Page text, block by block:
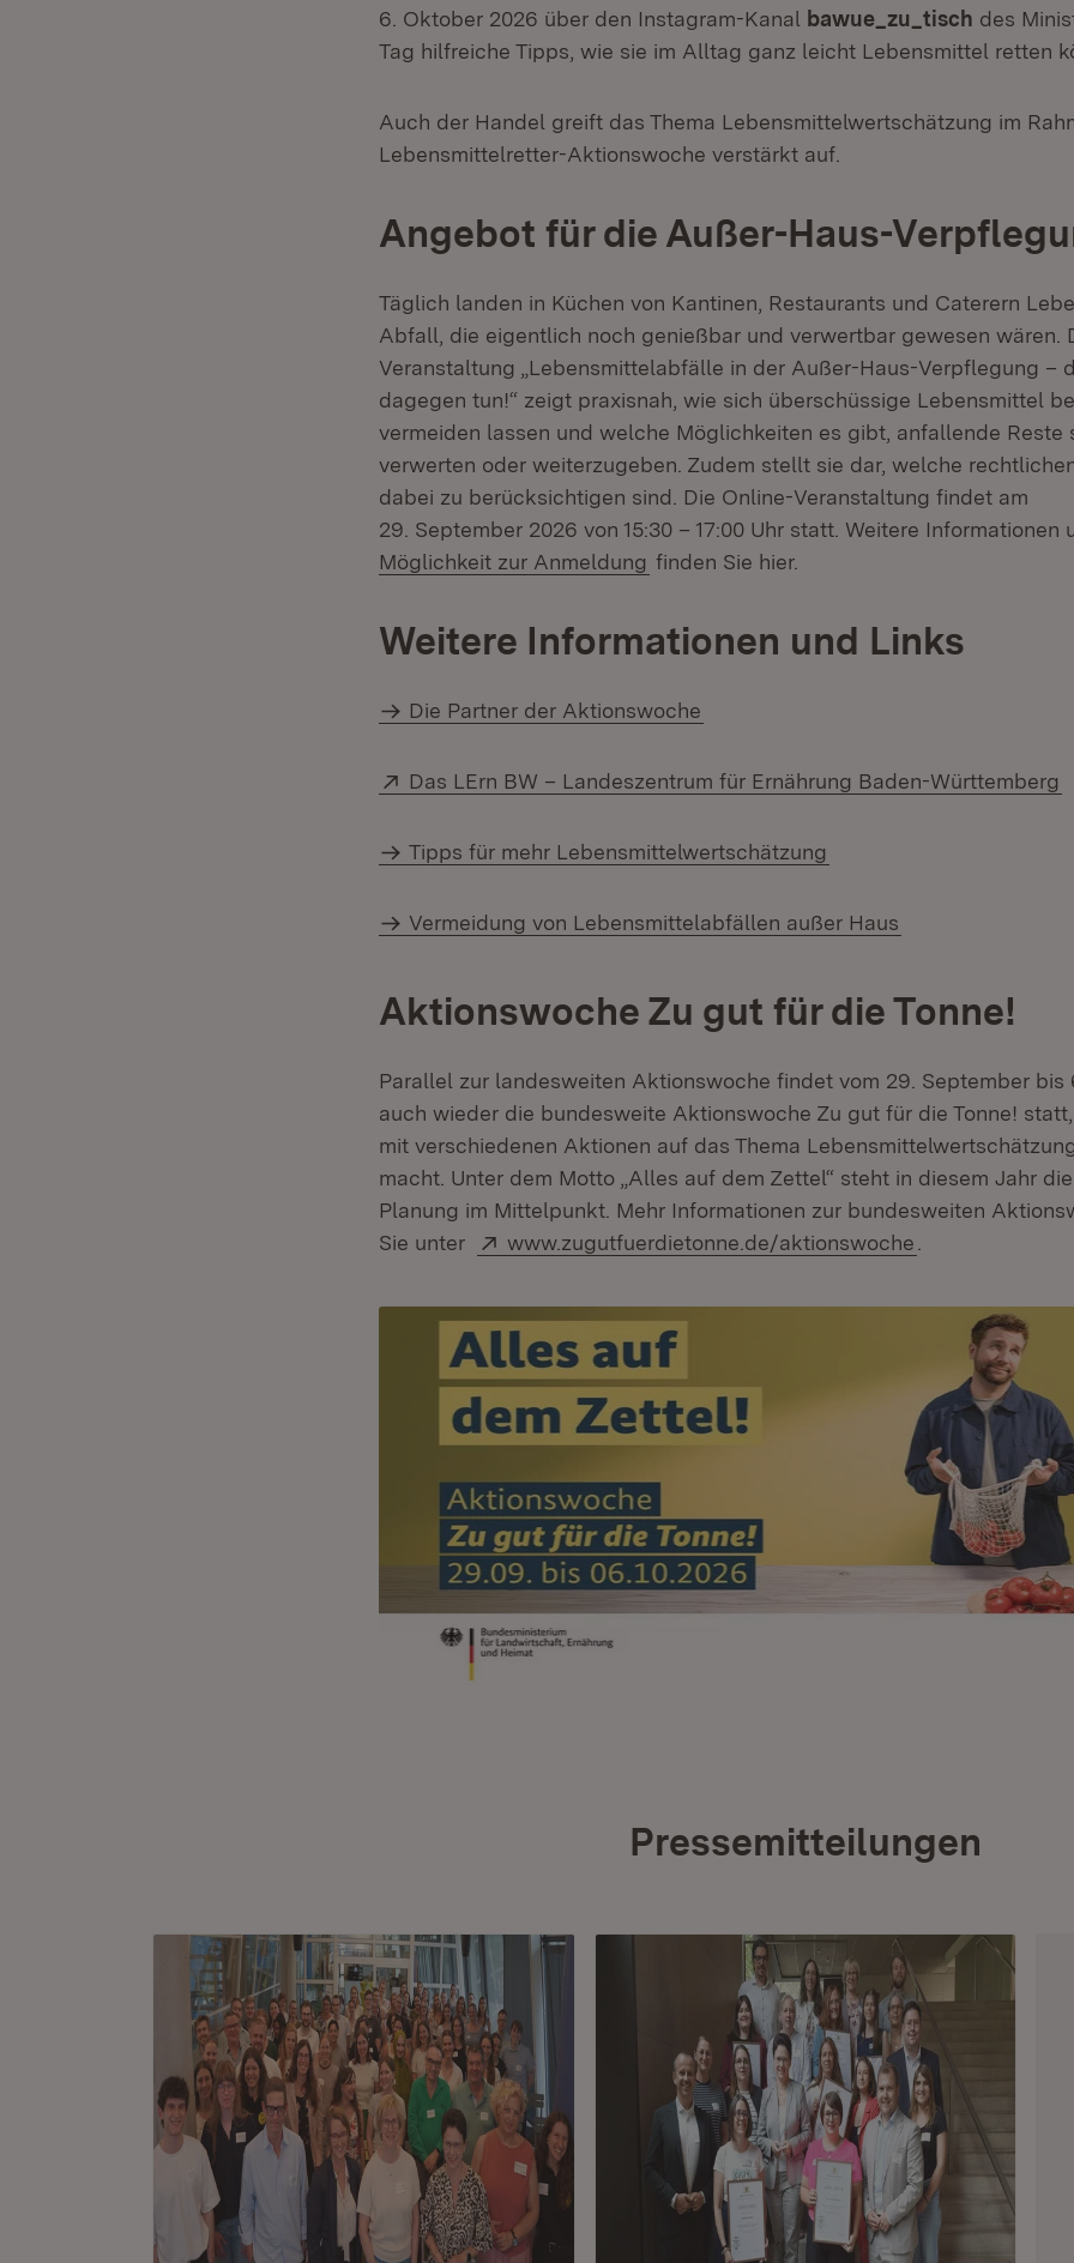
6. Oktober 2026 über den Instagram-Kanal bawue_zu_tisch des
Tag hilfreiche Tipps, wie sie im Alltag ganz leicht Lebensmittel retten
Auch der Handel greift das Thema Lebensmittelwertschätzung im
Lebensmittelretter-Aktionswoche verstärkt auf.
Angebot für die Außer-Haus-
Täglich landen in Küchen von Kantinen, Restaurants und Caterern
Abfall, die eigentlich noch genießbar und verwertbar gewesen wären.
Veranstaltung „Lebensmittelabfälle in der Außer-Haus-Verpflegung –
dagegen tun!“ zeigt praxisnah, wie sich überschüssige Lebensmittel
vermeiden lassen und welche Möglichkeiten es gibt, anfallende Reste
verwerten oder weiterzugeben. Zudem stellt sie dar, welche
dabei zu berücksichtigen sind. Die Online-Veranstaltung findet am
29. September 2026 von 15:30 – 17:00 Uhr statt. Weitere Informationen
Möglichkeit zur Anmeldung (Öffnet in neuem Fenster)
finden Sie hier.
Weitere Informationen und Links
Die Partner der Aktionswoche
Extern:
Das LErn BW – Landeszentrum für Ernährung Baden-Württemberg
Tipps für mehr Lebensmittelwertschätzung
Vermeidung von Lebensmittelabfällen außer Haus
Aktionswoche Zu gut für die Tonne!
Parallel zur landesweiten Aktionswoche findet vom 29. September bis
auch wieder die bundesweite Aktionswoche Zu gut für die Tonne!
mit verschiedenen Aktionen auf das Thema
macht. Unter dem Motto „Alles auf dem Zettel“ steht in diesem Jahr
Planung im Mittelpunkt. Mehr Informationen zur bundesweiten
Sie unter
Extern:
www.zugutfuerdietonne.de/aktionswoche
Pressemitteilungen